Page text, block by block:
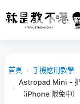
首頁 › 手機應用教學
›
Astropad Mini -
（iPhone 限免中）